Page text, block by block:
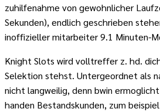
zuhilfenahme von gewohnlicher
Sekunden), endlich geschrieben
inoffizieller mitarbeiter 9.1 Minuten-
Knight Slots wird volltreffer z. hd.
Selektion stehst. Untergeordnet als
nicht langweilig, denn bwin
handen Bestandskunden, zum